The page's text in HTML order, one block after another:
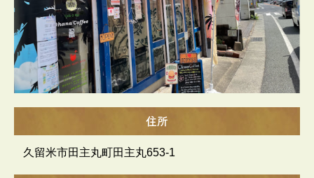
住所
久留米市田主丸町田主丸653-1